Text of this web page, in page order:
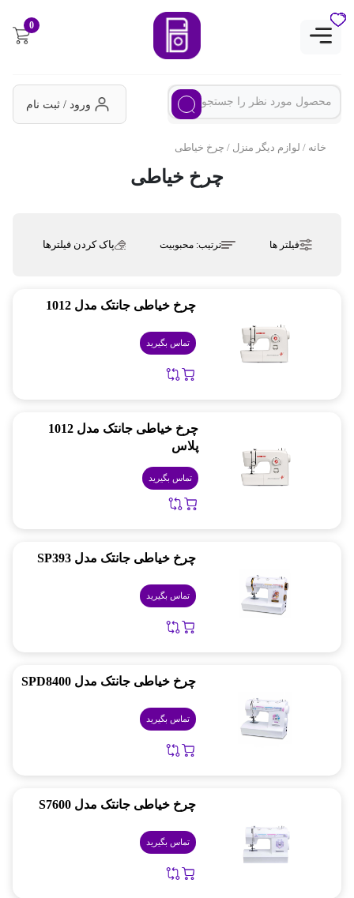
0
ورود / ثبت نام
خانه / لوازم دیگر منزل / چرخ خیاطی
چرخ خیاطی
فیلتر ها ترتیب:محبوبیت پاک کردن فیلترها
چرخ خیاطی جانتک مدل 1012
تماس بگیرید
چرخ خیاطی جانتک مدل 1012
پلاس
تماس بگیرید
چرخ خیاطی جانتک مدل SP393
تماس بگیرید
چرخ خیاطی جانتک مدل SPD8400
تماس بگیرید
چرخ خیاطی جانتک مدل S7600
تماس بگیرید